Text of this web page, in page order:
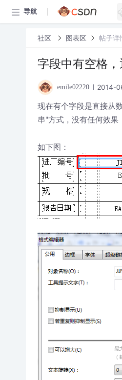
导航
社区 图表区 帖子详
字段中有空格
emile02220 2014-
现在有个字段是直接从
串"方式，没有任何效果
如下图：